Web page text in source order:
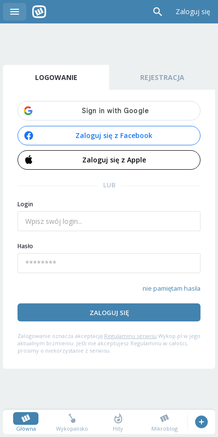
Zaloguj się
LOGOWANIE REJESTRACJA
Zaloguj się z Facebook
Zaloguj się z Apple
LUB
Login
Hasło
nie pamiętam hasła
ZALOGUJ SIĘ
Zalogowanie oznacza akceptację Regulaminu serwisu Wykop.pl w jego
aktualnym brzmieniu. Jeśli nie akceptujesz Regulaminu w całości,
prosimy o niekorzystanie z serwisu.
Główna Wykopalisko Hity Mikroblog